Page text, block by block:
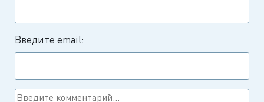
Введите email: